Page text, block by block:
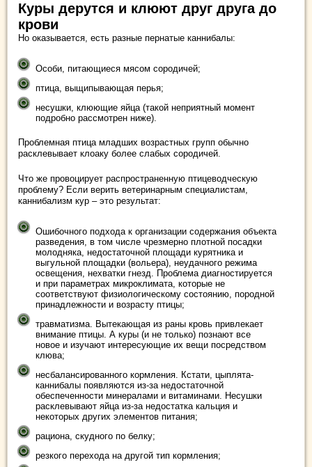
Куры дерутся и клюют друг друга до
крови
Но оказывается, есть разные пернатые каннибалы:
Особи, питающиеся мясом сородичей;
птица, выщипывающая перья;
несушки, клюющие яйца (такой неприятный момент
подробно рассмотрен ниже).
Проблемная птица младших возрастных групп обычно
расклевывает клоаку более слабых сородичей.
Что же провоцирует распространенную птицеводческую
проблему? Если верить ветеринарным специалистам,
каннибализм кур – это результат:
Ошибочного подхода к организации содержания объекта
разведения, в том числе чрезмерно плотной посадки
молодняка, недостаточной площади курятника и
выгульной площадки (вольера), неудачного режима
освещения, нехватки гнезд. Проблема диагностируется
и при параметрах микроклимата, которые не
соответствуют физиологическому состоянию, породной
принадлежности и возрасту птицы;
травматизма. Вытекающая из раны кровь привлекает
внимание птицы. А куры (и не только) познают все
новое и изучают интересующие их вещи посредством
клюва;
несбалансированного кормления. Кстати, цыплята-
каннибалы появляются из-за недостаточной
обеспеченности минералами и витаминами. Несушки
расклевывают яйца из-за недостатка кальция и
некоторых других элементов питания;
рациона, скудного по белку;
резкого перехода на другой тип кормления;